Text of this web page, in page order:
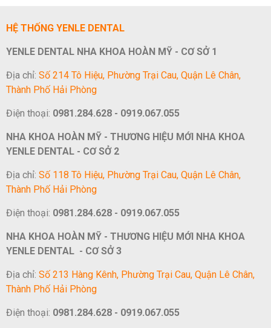
HỆ THỐNG YENLE DENTAL
YENLE DENTAL NHA KHOA HOÀN MỸ - CƠ SỞ 1
Địa chỉ: Số 214 Tô Hiệu, Phường Trại Cau, Quận Lê Chân,
Thành Phố Hải Phòng
Điện thoại: 0981.284.628 - 0919.067.055
NHA KHOA HOÀN MỸ - THƯƠNG HIỆU MỚI NHA KHOA
YENLE DENTAL - CƠ SỞ 2
Địa chỉ: Số 118 Tô Hiệu, Phường Trại Cau, Quận Lê Chân,
Thành Phố Hải Phòng
Điện thoại: 0981.284.628 - 0919.067.055
NHA KHOA HOÀN MỸ - THƯƠNG HIỆU MỚI NHA KHOA
YENLE DENTAL - CƠ SỞ 3
Địa chỉ: Số 213 Hàng Kênh, Phường Trại Cau, Quận Lê Chân,
Thành Phố Hải Phòng
Điện thoại: 0981.284.628 - 0919.067.055